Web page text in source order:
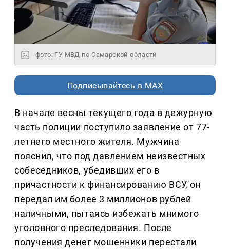
фото: ГУ МВД по Самарской области
Подписывайтесь в MAX
В начале весны текущего года в дежурную
часть полиции поступило заявление от 77-
летнего местного жителя. Мужчина
пояснил, что под давлением неизвестных
собеседников, убедивших его в
причастности к финансированию ВСУ, он
передал им более 3 миллионов рублей
наличными, пытаясь избежать мнимого
уголовного преследования. После
получения денег мошенники перестали